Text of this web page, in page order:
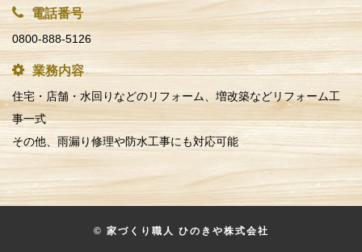
電話番号
0800-888-5126
業務内容
住宅・店舗・水回りなどのリフォーム、増改築などリフォーム工
事一式
その他、雨漏り修理や防水工事にも対応可能
© 家づくり職人 ひのきや株式会社